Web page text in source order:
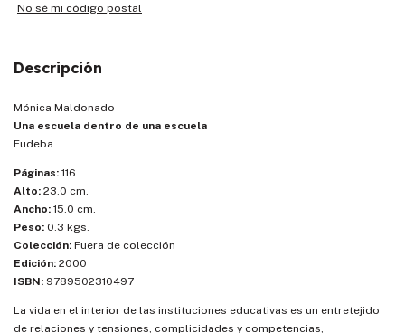
No sé mi código postal
Descripción
Mónica Maldonado
Una escuela dentro de una escuela
Eudeba
Páginas: 116
Alto: 23.0 cm.
Ancho: 15.0 cm.
Peso: 0.3 kgs.
Colección: Fuera de colección
Edición: 2000
ISBN: 9789502310497
La vida en el interior de las instituciones educativas es un entretejido
de relaciones y tensiones, complicidades y competencias,